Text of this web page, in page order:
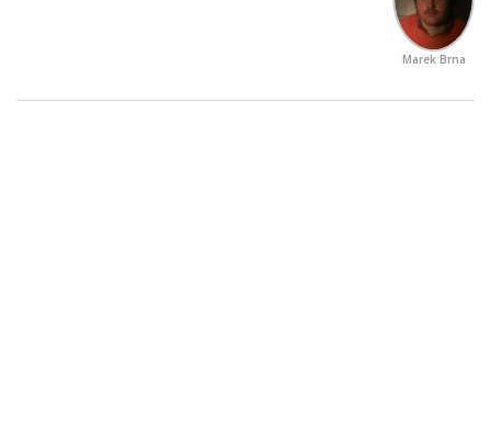
Marek Brna